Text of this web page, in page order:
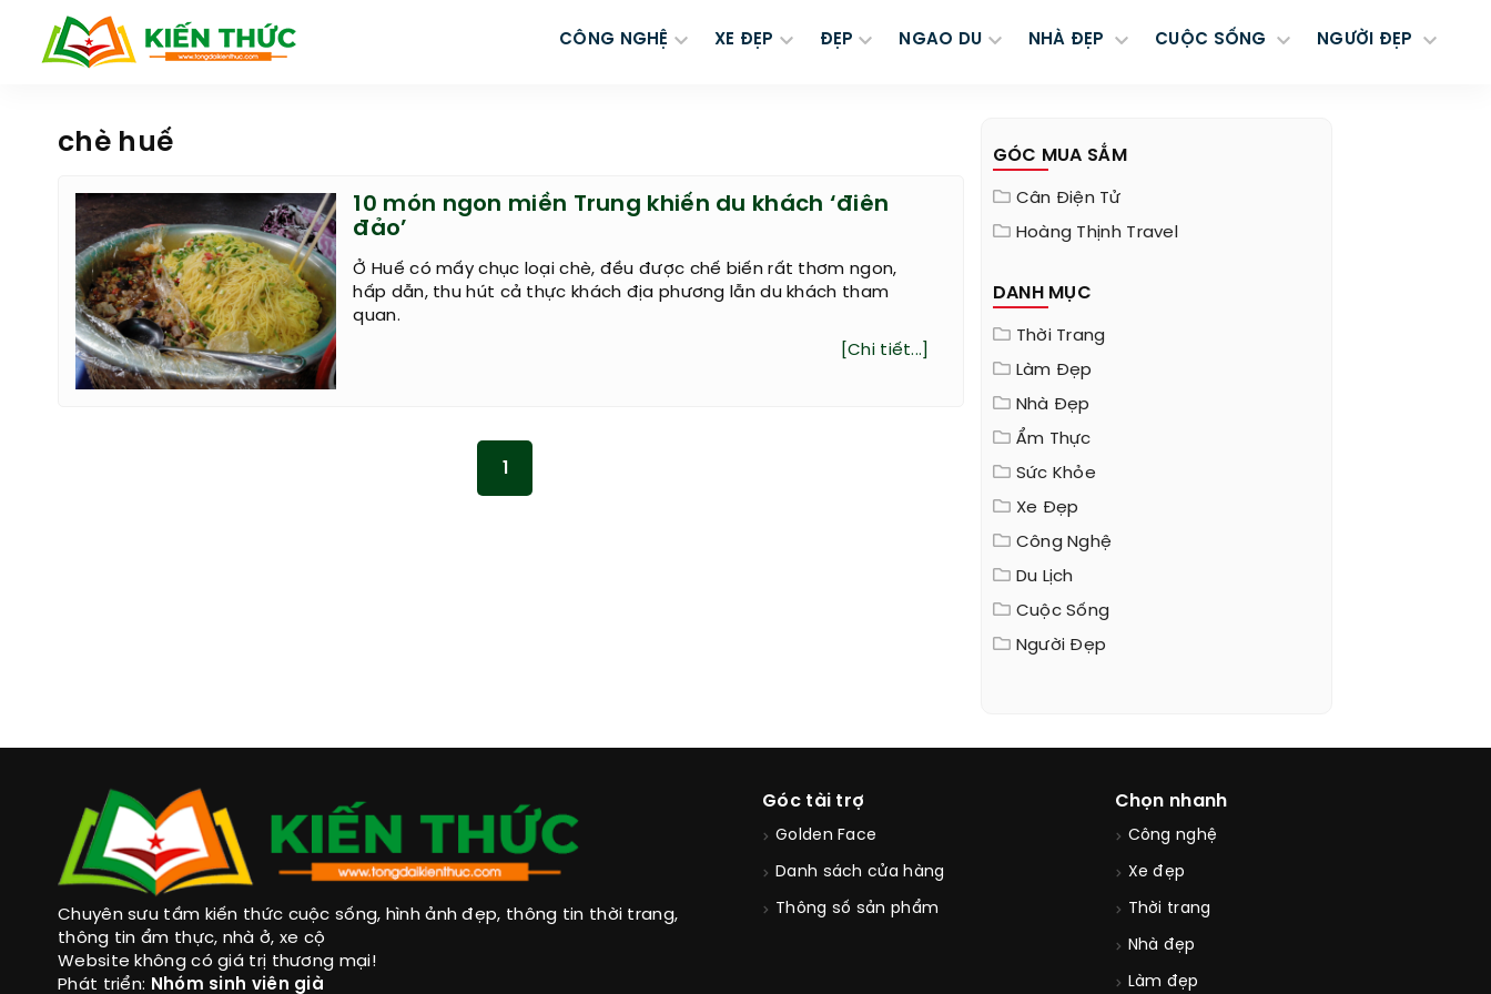
CÔNG NGHỆ XE ĐẸP ĐẸP NGAO DU NHÀ ĐẸP CUỘC SỐNG NGƯỜI ĐẸP
chè huế
10 món ngon miền Trung khiến du khách ‘điên
đảo’
Ở Huế có mấy chục loại chè, đều được chế biến rất thơm ngon,
hấp dẫn, thu hút cả thực khách địa phương lẫn du khách tham
quan.
[Chi tiết...]
1
GÓC MUA SẮM
Cân Điện Tử
Hoàng Thịnh Travel
DANH MỤC
Thời Trang
Làm Đẹp
Nhà Đẹp
Ẩm Thực
Sức Khỏe
Xe Đẹp
Công Nghệ
Du Lịch
Cuộc Sống
Người Đẹp
Chuyên sưu tầm kiến thức cuộc sống, hình ảnh đẹp, thông tin thời trang,
thông tin ẩm thực, nhà ở, xe cộ
Website không có giá trị thương mại!
Phát triển: Nhóm sinh viên già
Góc tài trợ
Golden Face
Danh sách cửa hàng
Thông số sản phẩm
Chọn nhanh
Công nghệ
Xe đẹp
Thời trang
Nhà đẹp
Làm đẹp